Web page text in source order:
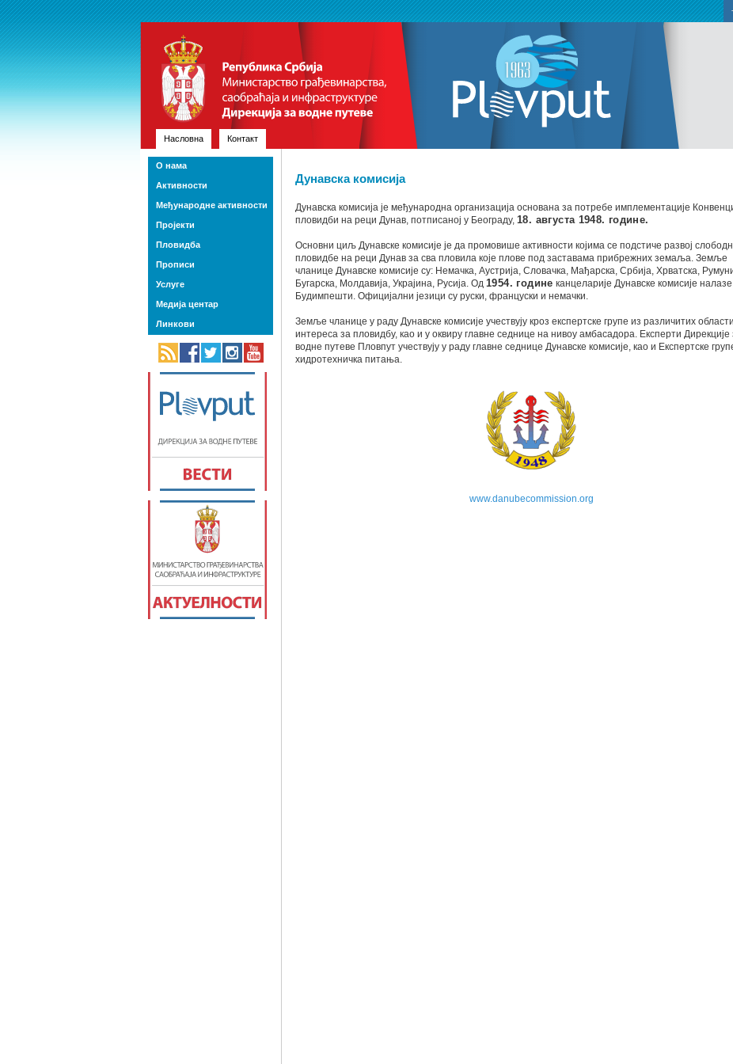
Насловна Контакт
Дунавска комисија
Дунавска комисија је међународна организација основана за потребе имплементације
пловидби на реци Дунав, потписаној у Београду,18. августа 1948. године.
Основни циљ Дунавске комисије је да промовише активности којима се подстиче развој
пловидбе на реци Дунав за сва пловила које плове под заставама прибрежних земаља. Земље
чланице Дунавске комисије су: Немачка, Аустрија, Словачка, Мађарска, Србија, Хрватска,
Бугарска, Молдавија, Украјина, Русија. Од1954. године канцеларије Дунавске комисије
Будимпешти. Официјални језици су руски, француски и немачки.
Земље чланице у раду Дунавске комисије учествују кроз експертске групе из различитих
интереса за пловидбу, као и у оквиру главне седнице на нивоу амбасадора. Експерти Дирекције
водне путеве Пловпут учествују у раду главне седнице Дунавске комисије, као и Експертске
хидротехничка питања.
www.danubecommission.org
О нама
Активности
Међународне активности
Пројекти
Пловидба
Прописи
Услуге
Медија центар
Линкови